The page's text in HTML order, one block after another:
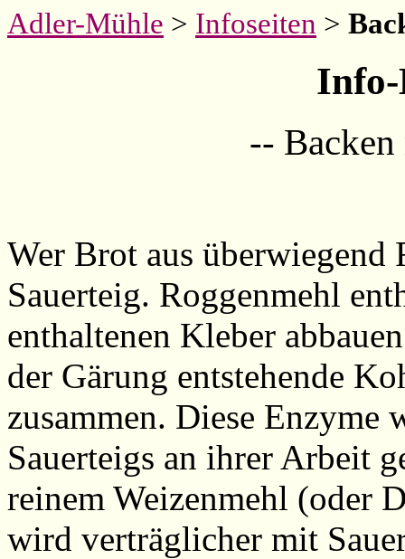
Adler-Mühle > Infoseiten >
Info-
--
Wer Brot aus
Sauerteig. Roggenmehl
enthaltenen Kleber
der Gärung entstehende
zusammen. Diese Enzyme
Sauerteigs an ihrer Arbeit
reinem Weizenmehl (oder
wird verträglicher mit